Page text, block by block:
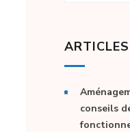
conseils